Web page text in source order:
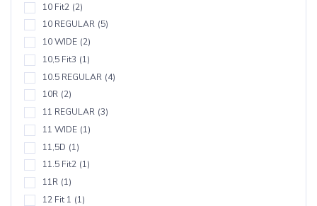
10 Fit2 (2)
10 REGULAR (5)
10 WIDE (2)
10,5 Fit3 (1)
10.5 REGULAR (4)
10R (2)
11 REGULAR (3)
11 WIDE (1)
11,5D (1)
11.5 Fit2 (1)
11R (1)
12 Fit 1 (1)